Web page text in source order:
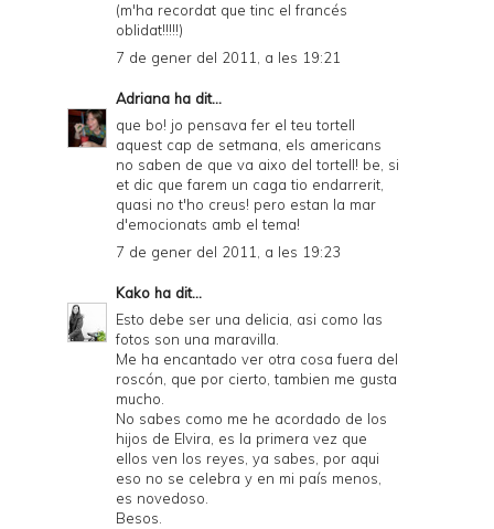
(m'ha recordat que tinc el francés
oblidat!!!!!)
7 de gener del 2011, a les 19:21
Adriana ha dit...
que bo! jo pensava fer el teu tortell
aquest cap de setmana, els americans
no saben de que va aixo del tortell! be, si
et dic que farem un caga tio endarrerit,
quasi no t'ho creus! pero estan la mar
d'emocionats amb el tema!
7 de gener del 2011, a les 19:23
Kako ha dit...
Esto debe ser una delicia, asi como las
fotos son una maravilla.
Me ha encantado ver otra cosa fuera del
roscón, que por cierto, tambien me gusta
mucho.
No sabes como me he acordado de los
hijos de Elvira, es la primera vez que
ellos ven los reyes, ya sabes, por aqui
eso no se celebra y en mi país menos,
es novedoso.
Besos.